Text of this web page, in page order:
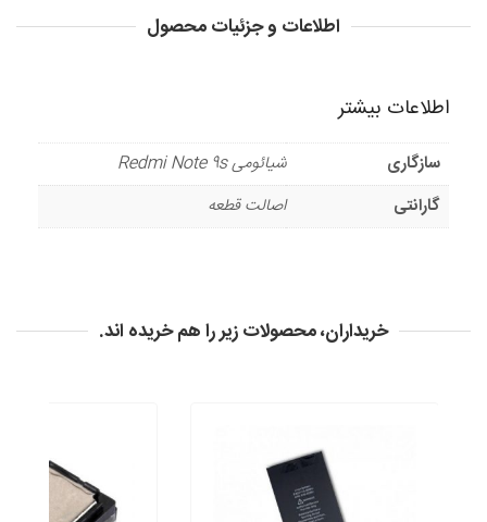
اطلاعات و جزئیات محصول
اطلاعات بیشتر
سازگاری
شیائومی Redmi Note 9s
گارانتی
اصالت قطعه
خریداران، محصولات زیر را هم خریده اند.